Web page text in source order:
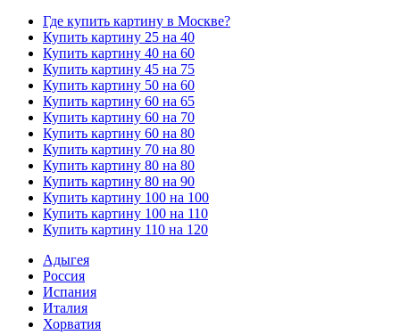
Где купить картину в Москве?
Купить картину 25 на 40
Купить картину 40 на 60
Купить картину 45 на 75
Купить картину 50 на 60
Купить картину 60 на 65
Купить картину 60 на 70
Купить картину 60 на 80
Купить картину 70 на 80
Купить картину 80 на 80
Купить картину 80 на 90
Купить картину 100 на 100
Купить картину 100 на 110
Купить картину 110 на 120
Адыгея
Россия
Испания
Италия
Хорватия